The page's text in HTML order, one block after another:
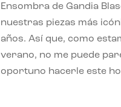
Ensombra de Gandia
nuestras piezas más
años. Así que, como
verano, no me puede
oportuno hacerle este